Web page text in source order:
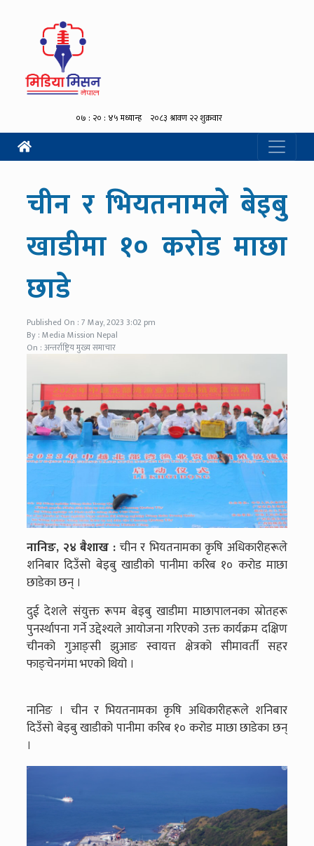
चीन र भियतनामले बेइबु
खाडीमा १० करोड माछा
छाडे
Published On : 7 May, 2023 3:02 pm
By : Media Mission Nepal
On : अन्तर्राष्ट्रिय मुख्य समाचार
नानिङ, २४ बैशाख :चीन र भियतनामका कृषि अधिकारीहरूले
शनिबार दिउँसो बेइबु खाडीको पानीमा करिब १० करोड माछा
छाडेका छन् ।
दुई देशले संयुक्त रूपम बेइबु खाडीमा माछापालनका स्रोतहरू
पुनर्स्थापना गर्ने उद्देश्यले आयोजना गरिएको उक्त कार्यक्रम दक्षिण
चीनको गुआङ्सी झुआङ स्वायत्त क्षेत्रको सीमावर्ती सहर
फाङ्चेनगंमा भएको थियो ।
नानिङ । चीन र भियतनामका कृषि अधिकारीहरूले शनिबार
दिउँसो बेइबु खाडीको पानीमा करिब १० करोड माछा छाडेका छन्
।